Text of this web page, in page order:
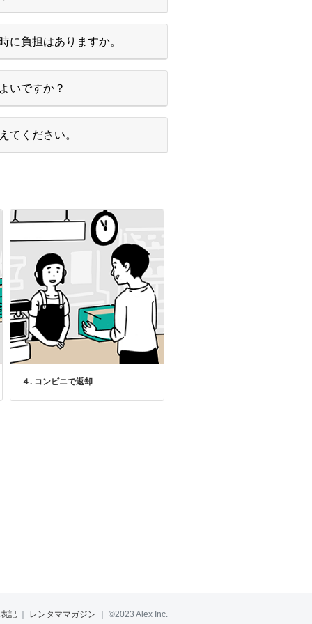
に負担はありますか。
いですか？
てください。
４. コンビニで返却
記 レンタママガジン ©2023 Alex Inc.